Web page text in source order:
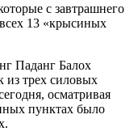
с завтрашнего
13 «крысиных
Паданг Балох
из трех силовых
осматривая
пунктах было